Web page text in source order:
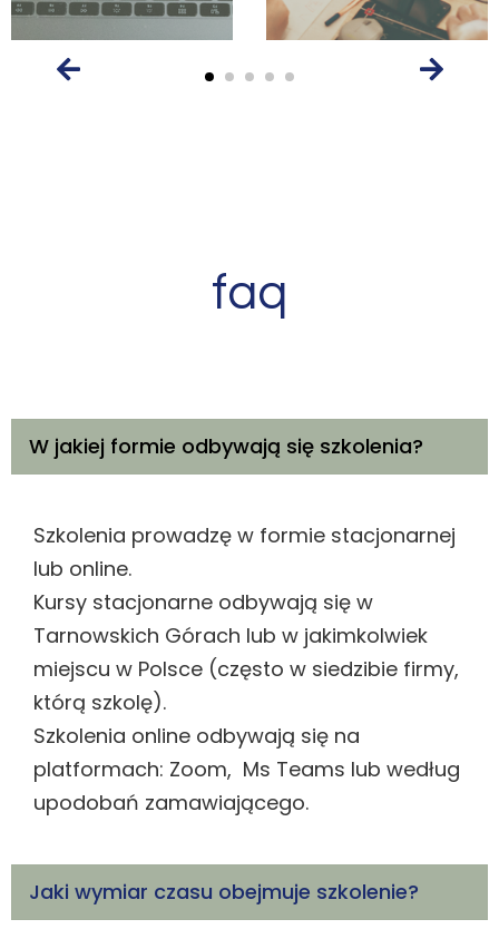
faq
W jakiej formie odbywają się szkolenia?
Szkolenia prowadzę w formie stacjonarnej
lub online.
Kursy stacjonarne odbywają się w
Tarnowskich Górach lub w jakimkolwiek
miejscu w Polsce (często w siedzibie firmy,
którą szkolę).
Szkolenia online odbywają się na
platformach: Zoom, Ms Teams lub według
upodobań zamawiającego.
Jaki wymiar czasu obejmuje szkolenie?